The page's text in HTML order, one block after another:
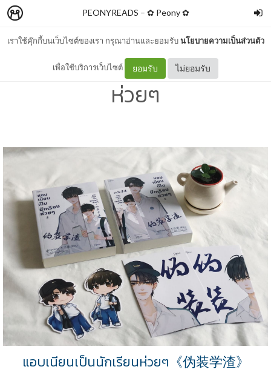
เราใช้คุ๊กกี้บนเว็บไซต์ของเรา กรุณาอ่านและยอมรับนโยบายความเป็นส่วนตัว
เพื่อใช้บริการเว็บไซต์ ยอมรับ ไม่ยอมรับ
PEONYREADS – ✿ Peony ✿
รีวิว แอบเนียนเป็นนักเรียน
ห่วยๆ
แอบเนียนเป็นนักเรียนห่วยๆ 《伪装学渣》